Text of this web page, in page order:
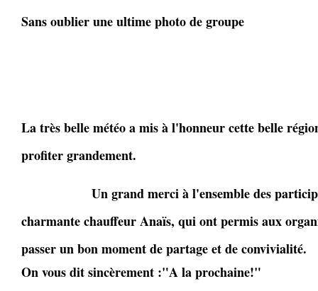
Sans oublier une ultime photo de groupe
La très belle météo a mis à l'honneur cette belle
profiter grandement.
Un grand merci à l'ensemble des
charmante chauffeur Anaïs, qui ont permis aux
passer un bon moment de partage et de convivialité.
On vous dit sincèrement :"A la prochaine!"